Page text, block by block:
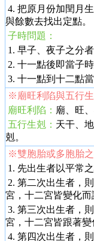
4. 把原月份加閏月
與餘數去找出定點。
子時問題：
1. 早子、夜子之分者
2. 十一點後即當子時
3. 十一點到十二點當
※廟旺利陷與五行
廟旺利陷： 廟、旺
五行生剋： 天干、
剋。
※雙胞胎或多胞胎
1. 先出生者以平常
2. 第二次出生者，
宮，十二宮皆變化而
3. 第三次出生者，
宮，十二宮皆跟著變
4. 第四次出生者，